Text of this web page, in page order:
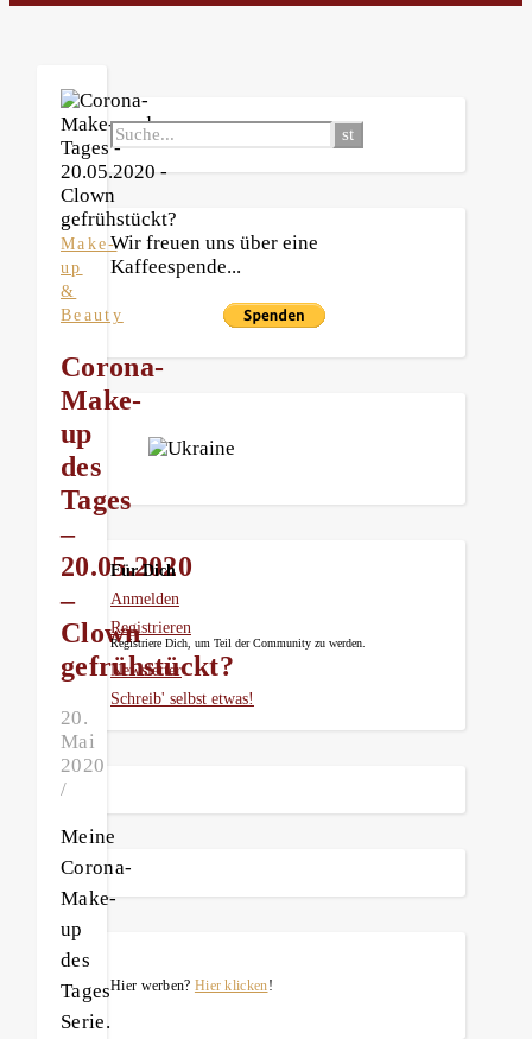
Make-
up
&
Beauty
Corona-
Make-
up
des
Tages
–
20.05.2020
–
Clown
gefrühstückt?
20.
Mai
2020
/
Meine
Corona-
Make-
up
des
Tages
Serie.
Wir freuen uns über eine
Kaffeespende...
Für Dich
Anmelden
Registrieren
Registriere Dich, um Teil der Community zu werden.
Newsletter
Schreib' selbst etwas!
Hier werben? Hier klicken!